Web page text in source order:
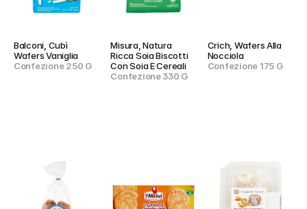
Balconi, Cubì
Wafers Vaniglia
Confezione 250 G
Misura, Natura
Ricca Soia Biscotti
Con Soia E Cereali
Confezione 330 G
Crich, Wafers Alla
Nocciola
Confezione 175 G